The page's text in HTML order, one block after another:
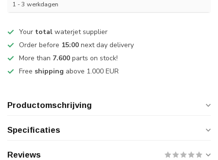
1 - 3 werkdagen
Your total waterjet supplier
Order before 15:00 next day delivery
More than 7.600 parts on stock!
Free shipping above 1.000 EUR
Productomschrijving
Specificaties
Reviews